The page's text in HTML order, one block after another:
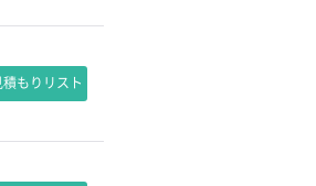
積もりリスト